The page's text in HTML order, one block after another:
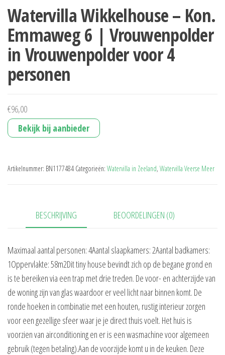
Watervilla Wikkelhouse – Kon.
Emmaweg 6 | Vrouwenpolder
in Vrouwenpolder voor 4
personen
€96,00
Bekijk bij aanbieder
Artikelnummer: BN1177484 Categorieën: Watervilla in Zeeland, Watervilla Veerse Meer
BESCHRIJVING BEOORDELINGEN (0)
Maximaal aantal personen: 4Aantal slaapkamers: 2Aantal badkamers:
1Oppervlakte: 58m2Dit tiny house bevindt zich op de begane grond en
is te bereiken via een trap met drie treden. De voor- en achterzijde van
de woning zijn van glas waardoor er veel licht naar binnen komt. De
ronde hoeken in combinatie met een houten, rustig interieur zorgen
voor een gezellige sfeer waar je je direct thuis voelt. Het huis is
voorzien van airconditioning en er is een wasmachine voor algemeen
gebruik (tegen betaling).Aan de voorzijde komt u in de keuken. Deze